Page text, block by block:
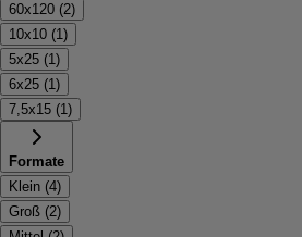
60x120 (2)
10x10 (1)
5x25 (1)
6x25 (1)
7,5x15 (1)
Formate
Klein (4)
Groß (2)